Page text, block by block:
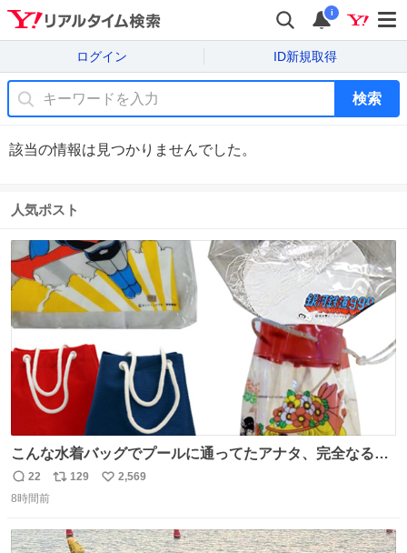
i
ログイン ID新規取得
検索
該当の情報は見つかりませんでした。
人気ポスト
こんな水着バッグでプールに通ってたアナタ、完全なる同
世代（笑） #70年代 #80年代 #昭和レトロ
返
信
22
リ
ト
129
い
数
2,569
8時間前